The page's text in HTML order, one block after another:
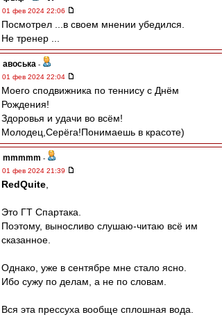
01 фев 2024 22:06
Посмотрел ...в своем мнении убедился.
Не тренер ...
авоська -
01 фев 2024 22:04
Моего сподвижника по теннису с Днём
Рождения!
Здоровья и удачи во всём!
Молодец,Серёга!Понимаешь в красоте)
mmmmm -
01 фев 2024 21:39
RedQuite
Это ГТ Спартака.
Поэтому, выносливо слушаю-читаю всё им
сказанное.
Однако, уже в сентябре мне стало ясно.
Ибо сужу по делам, а не по словам.
Вся эта прессуха вообще сплошная вода.